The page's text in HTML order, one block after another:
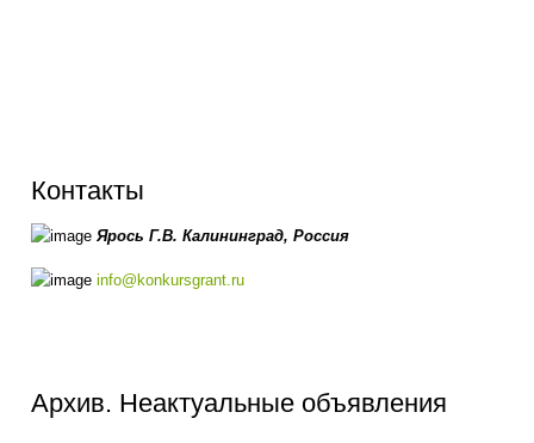
Контакты
Ярось Г.В.Калининград,Россия
info@konkursgrant.ru
Архив. Неактуальные объявления